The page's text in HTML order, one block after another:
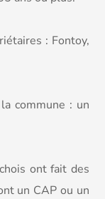
: Fontoy,
commune : un
ont fait des
un CAP ou un